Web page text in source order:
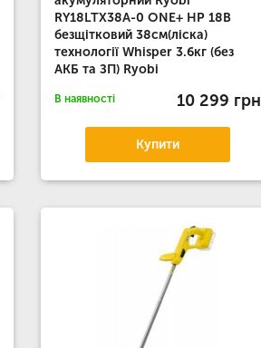
RY18LTX38A-0 ONE+ НР 18В
безщітковий 38см(ліска)
технології Whisper 3.6кг (без
АКБ та ЗП) Ryobi
В наявності 10 299 грн
Купити